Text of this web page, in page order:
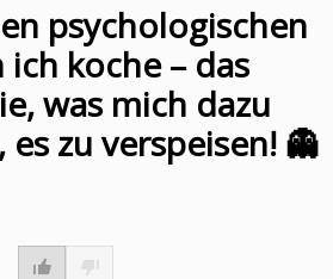
psychologischen
koche – das
was mich dazu
zu verspeisen! 👻